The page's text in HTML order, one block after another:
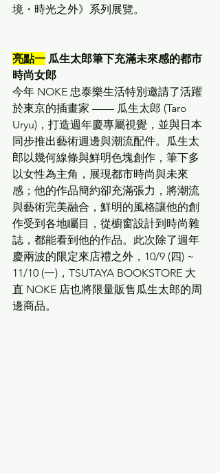
境・時光之外》系列展覽。
亮點一 瓜生太郎筆下充滿未來感的都市
時尚女郎
今年 NOKE 忠泰樂生活特別邀請了活躍
於東京的插畫家 —— 瓜生太郎 (Taro
Uryu)，打造週年慶專屬視覺，並與日本
同步推出藝術週邊與潮流配件。瓜生太
郎以幾何線條與鮮明色塊創作，筆下多
以女性為主角，展現都市時尚與未來
感；他的作品簡約卻充滿張力，將潮流
與藝術完美融合，鮮明的風格讓他的創
作受到各地矚目，從櫥窗設計到時尚雜
誌，都能看到他的作品。此次除了週年
慶兩波的限定來店禮之外，10/9 (四) ~
11/10 (一)，TSUTAYA BOOKSTORE 大
直 NOKE 店也將限量販售瓜生太郎的周
邊商品。